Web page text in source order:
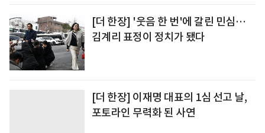
[더 한장] '웃음 한 번'에 갈린 민심…
김계리 표정이 정치가 됐다
[더 한장] 이재명 대표의 1심 선고 날,
포토라인 무력화 된 사연